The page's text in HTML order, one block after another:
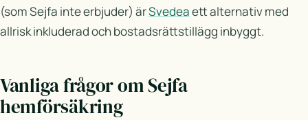
(som Sejfa inte erbjuder) ärSvedeaett alternativ med
allrisk inkluderad och bostadsrättstillägg inbyggt.
Vanliga frågor om Sejfa
hemförsäkring